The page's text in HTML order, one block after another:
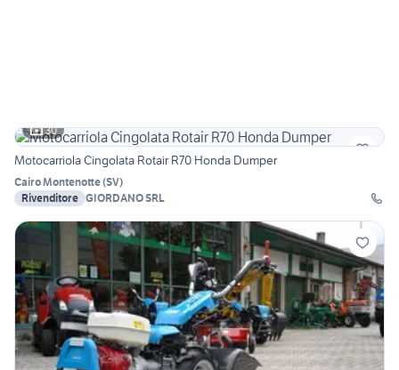
30
Motocarriola Cingolata Rotair R70 Honda Dumper
Cairo Montenotte(SV)
Rivenditore GIORDANO SRL